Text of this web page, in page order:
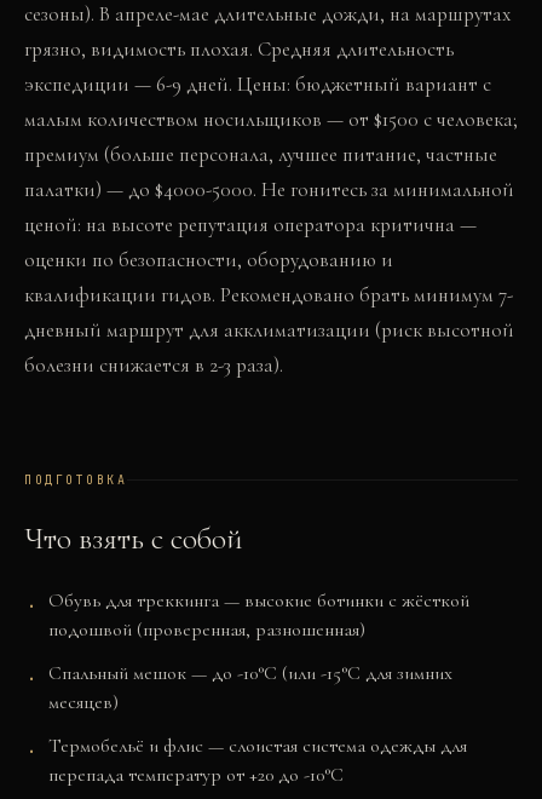
сезоны). В апреле-мае длительные дожди, на маршрутах
грязно, видимость плохая. Средняя длительность
экспедиции — 6-9 дней. Цены: бюджетный вариант с
малым количеством носильщиков — от $1500 с человека;
премиум (больше персонала, лучшее питание, частные
палатки) — до $4000-5000. Не гонитесь за минимальной
ценой: на высоте репутация оператора критична —
оценки по безопасности, оборудованию и
квалификации гидов. Рекомендовано брать минимум 7-
дневный маршрут для акклиматизации (риск высотной
болезни снижается в 2-3 раза).
ПОДГОТОВКА
Что взять с собой
Обувь для треккинга — высокие ботинки с жёсткой
подошвой (проверенная, разношенная)
Спальный мешок — до -10°C (или -15°C для зимних
месяцев)
Термобельё и флис — слоистая система одежды для
перепада температур от +20 до -10°C